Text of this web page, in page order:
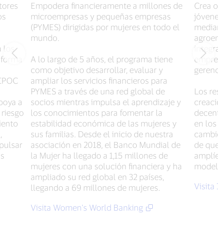
los
a
Empodera financieramente a millones de
microempresas y pequeñas empresas
(PYMES) dirigidas por mujeres en todo el
mundo.
A lo largo de 5 años, el programa tiene
como objetivo desarrollar, evaluar y
ampliar los servicios financieros para
PYMES a través de una red global de
socios mientras impulsa el aprendizaje y
los conocimientos para fomentar la
estabilidad económica de las mujeres y
sus familias. Desde el inicio de nuestra
asociación en 2018, el Banco Mundial de
la Mujer ha llegado a 1,15 millones de
mujeres con una solución financiera y ha
ampliado su red global en 32 países,
llegando a 69 millones de mujeres.
Visita Women's World Banking
Crea
Los
en
de
Visita